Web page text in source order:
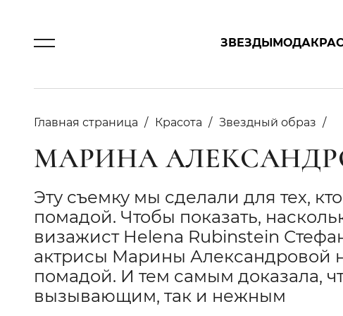
ЗВЕЗДЫМОДА
Главная страница Красота Звездный образ
МАРИНА
Эту съемку мы сделали для тех,
помадой. Чтобы показать,
визажист Helena Rubinstein
актрисы Марины Александровой
помадой. И тем самым доказала,
вызывающим, так и нежным